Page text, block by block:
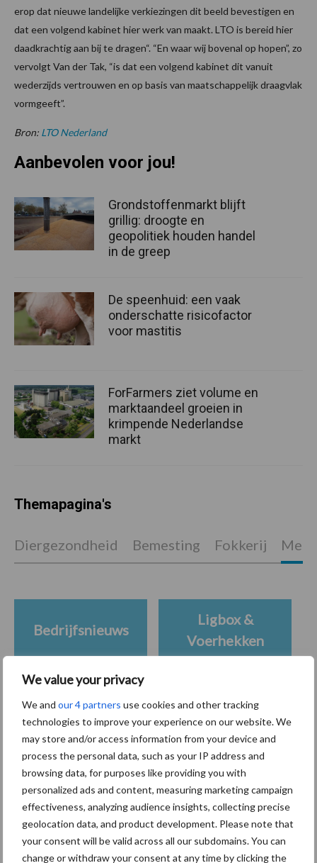
We value your privacy
We and our 4 partners use cookies and other tracking
technologies to improve your experience on our website. We
may store and/or access information from your device and
process the personal data, such as your IP address and
browsing data, for purposes like providing you with
personalized ads and content, measuring marketing campaign
effectiveness, analyzing audience insights, collecting precise
geolocation data, and product development. Please note that
your consent will be valid across all our subdomains. You can
change or withdraw your consent at any time by clicking the
erop dat nieuwe landelijke verkiezingen dit beeld bevestigen en
dat een volgend kabinet hier werk van maakt. LTO is bereid hier
daadkrachtig aan bij te dragen“. “En waar wij bovenal op hopen”, zo
vervolgt Van der Tak, “is dat een volgend kabinet dit vanuit
wederzijds vertrouwen en op basis van maatschappelijk draagvlak
vormgeeft”.
Bron: LTO Nederland
Primaire
Sidebar
Recent nieuws Partner nieuws
7 aug
Grondstoffenmarkt blijft grillig:
droogte en geopolitiek houden
Aanbevolen voor jou!
Grondstoffenmarkt blijft
grillig: droogte en
geopolitiek houden handel
in de greep
De speenhuid: een vaak
onderschatte risicofactor
voor mastitis
ForFarmers ziet volume en
marktaandeel groeien in
krimpende Nederlandse
markt
Themapagina's
Diergezondheid Bemesting Fokkerij
Bedrijfsnieuws
Ligbox &
Voerhekken
Toon meer